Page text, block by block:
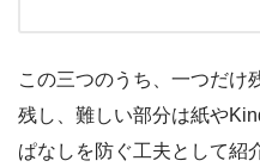
この三つのうち、一つだけ
残し、難しい部分は紙や
ぱなしを防ぐ工夫として紹